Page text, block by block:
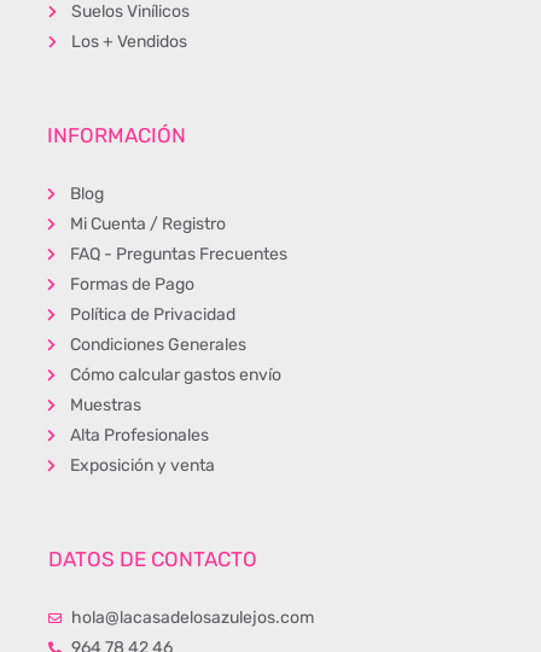
Suelos Vinílicos
Los + Vendidos
INFORMACIÓN
Blog
Mi Cuenta / Registro
FAQ - Preguntas Frecuentes
Formas de Pago
Política de Privacidad
Condiciones Generales
Cómo calcular gastos envío
Muestras
Alta Profesionales
Exposición y venta
DATOS DE CONTACTO
hola@lacasadelosazulejos.com
964 78 42 46